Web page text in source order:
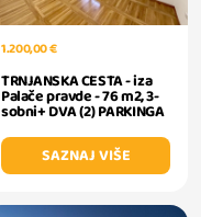
1.200,00 €
TRNJANSKA CESTA - iza
Palače pravde - 76 m2, 3-
sobni+ DVA (2) PARKINGA
SAZNAJ VIŠE